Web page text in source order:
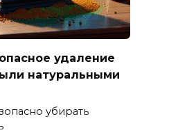
удаление
натуральными
убирать